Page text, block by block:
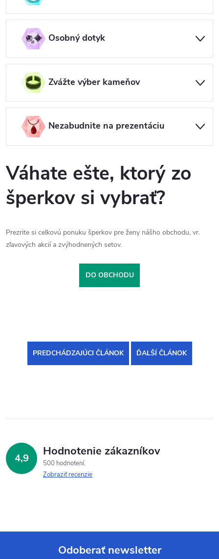
Osobný dotyk
Zvážte výber kameňov
Nezabudnite na prezentáciu
Váhate ešte, ktorý zo
šperkov si vybrať?
Prezrite si celkovú ponuku šperkov pre ženy nášho obchodu, vr.
zľavových akcií a zvýhodnených setov.
DO OBCHODU
PREDCHÁDZAJÚCI ČLÁNOK ĎALŠÍ ČLÁNOK
4,9 Hodnotenie zákazníkov
500 hodnotení
Zobraziť recenzie
Odoberať newsletter